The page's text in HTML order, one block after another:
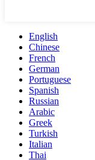
English
Chinese
French
German
Portuguese
Spanish
Russian
Arabic
Greek
Turkish
Italian
Thai